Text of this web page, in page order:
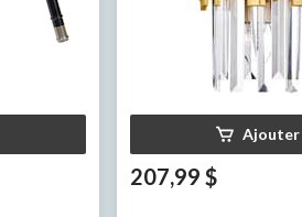
Ajouter
207,99 $